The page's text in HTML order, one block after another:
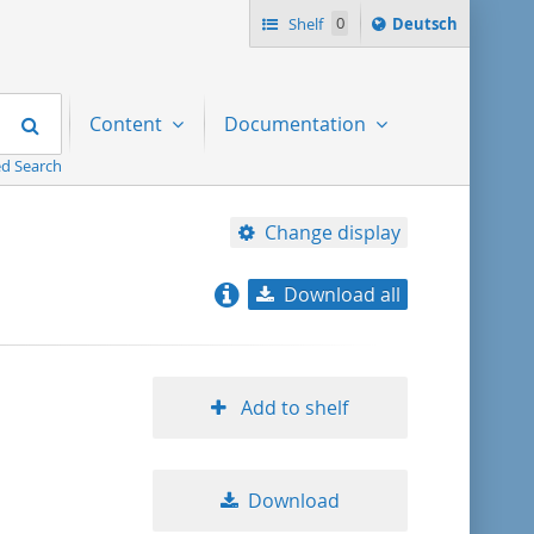
Shelf 0
Sprache
ï¿½ndern
Deutsch
Search
Search
Content Documentation
Change display
title ascending
Download all
Add to shelf
Download